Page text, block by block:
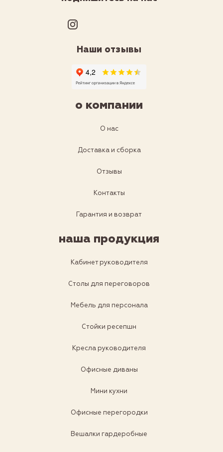
Наши отзывы
о компании
О нас
Доставка и сборка
Отзывы
Контакты
Гарантия и возврат
наша продукция
Кабинет руководителя
Столы для переговоров
Мебель для персонала
Стойки ресепшн
Кресла руководителя
Офисные диваны
Мини кухни
Офисные перегородки
Вешалки гардеробные